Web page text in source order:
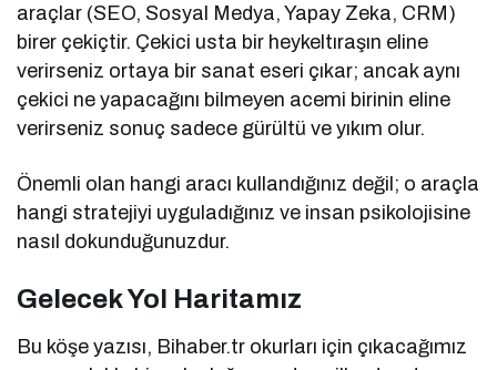
araçlar (SEO, Sosyal Medya, Yapay Zeka, CRM)
birer çekiçtir. Çekici usta bir heykeltıraşın eline
verirseniz ortaya bir sanat eseri çıkar; ancak aynı
çekici ne yapacağını bilmeyen acemi birinin eline
verirseniz sonuç sadece gürültü ve yıkım olur.
Önemli olan hangi aracı kullandığınız değil; o araçla
hangi stratejiyi uyguladığınız ve insan psikolojisine
nasıl dokunduğunuzdur.
Gelecek Yol Haritamız
Bu köşe yazısı, Bihaber.tr okurları için çıkacağımız